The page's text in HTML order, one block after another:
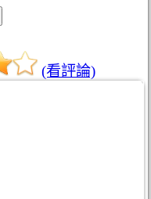
(看評論)